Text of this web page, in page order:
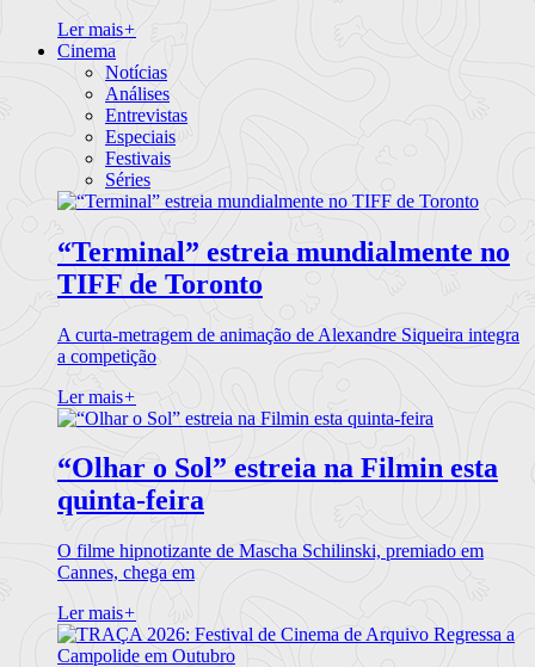
Ler mais+
Cinema
Notícias
Análises
Entrevistas
Especiais
Festivais
Séries
“Terminal” estreia mundialmente no
TIFF de Toronto
A curta-metragem de animação de Alexandre Siqueira integra
a competição
Ler mais+
“Olhar o Sol” estreia na Filmin esta
quinta-feira
O filme hipnotizante de Mascha Schilinski, premiado em
Cannes, chega em
Ler mais+